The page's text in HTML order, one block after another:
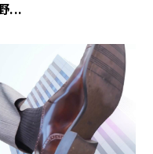
...